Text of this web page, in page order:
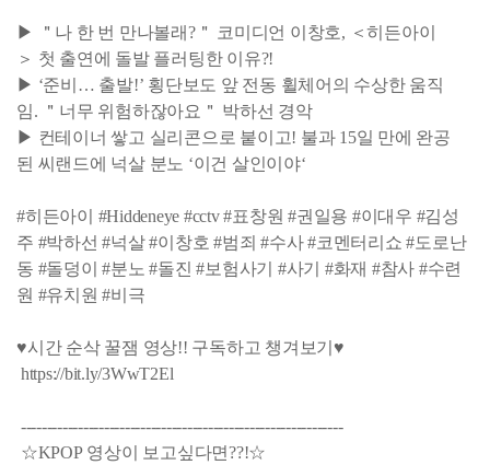
▶ ＂나 한 번 만나볼래?＂ 코미디언 이창호, ＜히든아이
＞ 첫 출연에 돌발 플러팅한 이유?!
▶ ‘준비… 출발!’ 횡단보도 앞 전동 휠체어의 수상한 움직
임. ＂너무 위험하잖아요＂ 박하선 경악
▶ 컨테이너 쌓고 실리콘으로 붙이고! 불과 15일 만에 완공
된 씨랜드에 넉살 분노 ‘이건 살인이야‘
#히든아이 #Hiddeneye #cctv #표창원 #권일용 #이대우 #김성
주 #박하선 #넉살 #이창호 #범죄 #수사 #코멘터리쇼 #도로난
동 #돌덩이 #분노 #돌진 #보험사기 #사기 #화재 #참사 #수련
원 #유치원 #비극
♥시간 순삭 꿀잼 영상!! 구독하고 챙겨보기♥
https://bit.ly/3WwT2El
--------------------------------------------------------------
☆KPOP 영상이 보고싶다면??!☆